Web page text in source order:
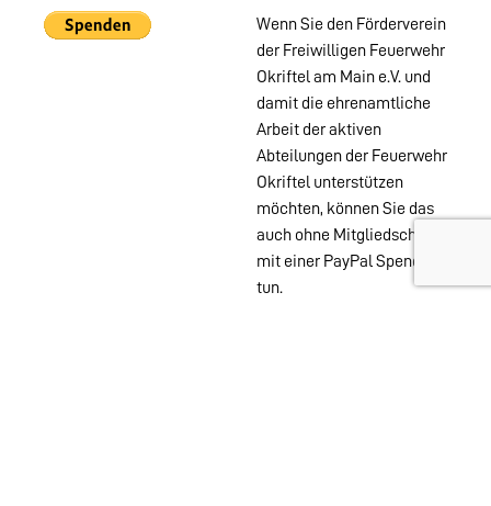
Wenn Sie den Förderverein
der Freiwilligen Feuerwehr
Okriftel am Main e.V. und
damit die ehrenamtliche
Arbeit der aktiven
Abteilungen der Feuerwehr
Okriftel unterstützen
möchten, können Sie das
auch ohne Mitgliedschaft
mit einer PayPal Spende
tun.